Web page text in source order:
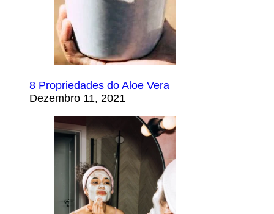
8 Propriedades do Aloe Vera
Dezembro 11, 2021